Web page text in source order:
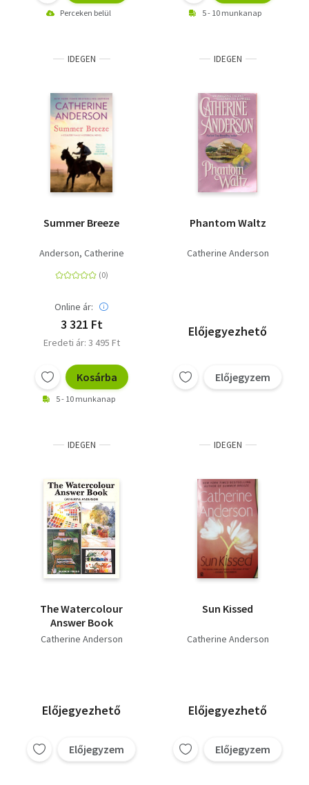
Perceken belül 5 - 10 munkanap
IDEGEN
Summer Breeze
Anderson, Catherine
Online ár:
3 321 Ft
Eredeti ár: 3 495 Ft
Kosárba
5 - 10 munkanap
IDEGEN
Phantom Waltz
Catherine Anderson
Előjegyezhető
Előjegyzem
IDEGEN
The Watercolour
Answer Book
Catherine Anderson
Előjegyezhető
Előjegyzem
IDEGEN
Sun Kissed
Catherine Anderson
Előjegyezhető
Előjegyzem